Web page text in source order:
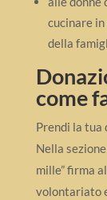
cucinare
della
come
Prendi la tua
Nella
mille” firma
volontariato